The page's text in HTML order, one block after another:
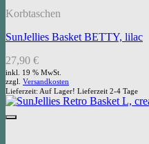
Korbtaschen
SunJellies Basket BETTY, lilac
27,90 €
inkl. 19 % MwSt.
zzgl. Versandkosten
Lieferzeit: Auf Lager! Lieferzeit 2-4 Tage